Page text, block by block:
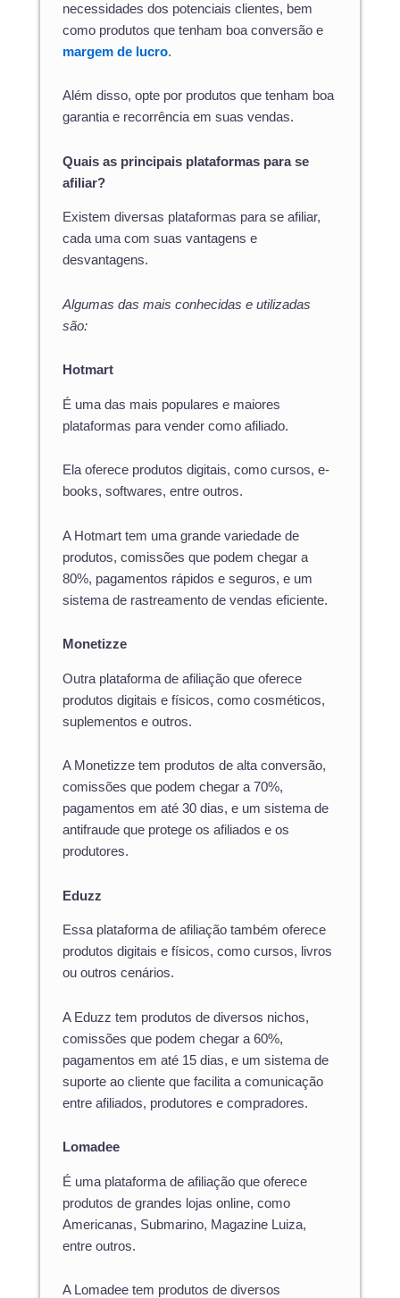
necessidades dos potenciais clientes, bem
como produtos que tenham boa conversão e
margem de lucro.
Além disso, opte por produtos que tenham boa
garantia e recorrência em suas vendas.
Quais as principais plataformas para se
afiliar?
Existem diversas plataformas para se afiliar,
cada uma com suas vantagens e
desvantagens.
Algumas das mais conhecidas e utilizadas
são:
Hotmart
É uma das mais populares e maiores
plataformas para vender como afiliado.
Ela oferece produtos digitais, como cursos, e-
books, softwares, entre outros.
A Hotmart tem uma grande variedade de
produtos, comissões que podem chegar a
80%, pagamentos rápidos e seguros, e um
sistema de rastreamento de vendas eficiente.
Monetizze
Outra plataforma de afiliação que oferece
produtos digitais e físicos, como cosméticos,
suplementos e outros.
A Monetizze tem produtos de alta conversão,
comissões que podem chegar a 70%,
pagamentos em até 30 dias, e um sistema de
antifraude que protege os afiliados e os
produtores.
Eduzz
Essa plataforma de afiliação também oferece
produtos digitais e físicos, como cursos, livros
ou outros cenários.
A Eduzz tem produtos de diversos nichos,
comissões que podem chegar a 60%,
pagamentos em até 15 dias, e um sistema de
suporte ao cliente que facilita a comunicação
entre afiliados, produtores e compradores.
Lomadee
É uma plataforma de afiliação que oferece
produtos de grandes lojas online, como
Americanas, Submarino, Magazine Luiza,
entre outros.
A Lomadee tem produtos de diversos